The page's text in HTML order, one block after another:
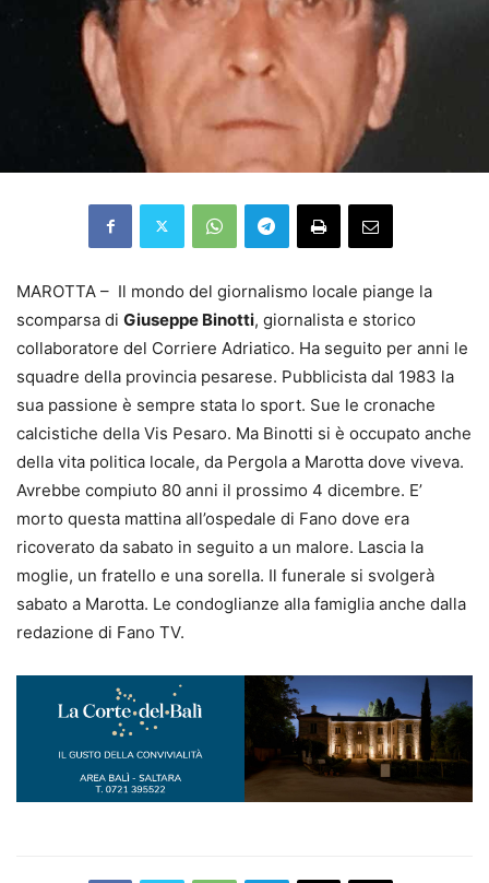
MAROTTA – Il mondo del giornalismo locale piange la
scomparsa di Giuseppe Binotti, giornalista e storico
collaboratore del Corriere Adriatico. Ha seguito per anni le
squadre della provincia pesarese. Pubblicista dal 1983 la
sua passione è sempre stata lo sport. Sue le cronache
calcistiche della Vis Pesaro. Ma Binotti si è occupato anche
della vita politica locale, da Pergola a Marotta dove viveva.
Avrebbe compiuto 80 anni il prossimo 4 dicembre. E’
morto questa mattina all’ospedale di Fano dove era
ricoverato da sabato in seguito a un malore. Lascia la
moglie, un fratello e una sorella. Il funerale si svolgerà
sabato a Marotta. Le condoglianze alla famiglia anche dalla
redazione di Fano TV.